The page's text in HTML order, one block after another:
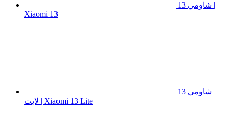
شاومي 13 |
Xiaomi 13
شاومي 13
لايت | Xiaomi 13 Lite